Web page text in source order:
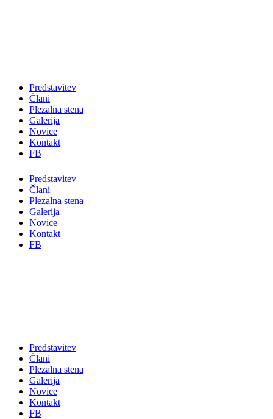
Predstavitev
Člani
Plezalna stena
Galerija
Novice
Kontakt
FB
Predstavitev
Člani
Plezalna stena
Galerija
Novice
Kontakt
FB
Predstavitev
Člani
Plezalna stena
Galerija
Novice
Kontakt
FB